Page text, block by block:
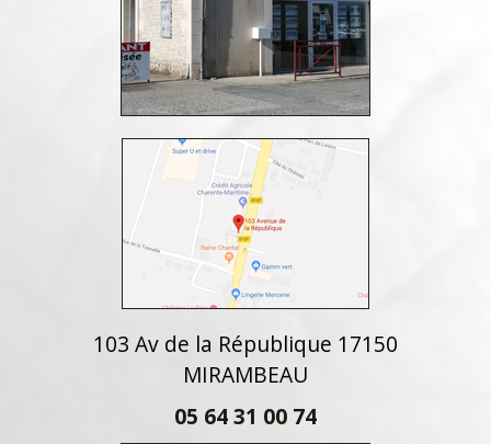
103 Av de la République 17150
MIRAMBEAU
05 64 31 00 74